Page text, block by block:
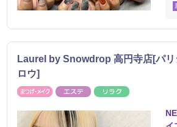
Laurel by Snowdrop 高円寺店[パ
ロウ]
まつげ・メイクエステ